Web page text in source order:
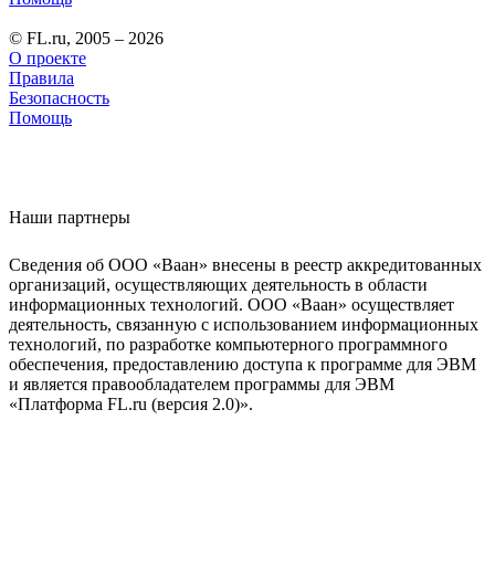
© FL.ru, 2005 – 2026
О проекте
Правила
Безопасность
Помощь
Наши партнеры
Сведения об ООО «Ваан» внесены в реестр аккредитованных
организаций, осуществляющих деятельность в области
информационных технологий. ООО «Ваан» осуществляет
деятельность, связанную с использованием информационных
технологий, по разработке компьютерного программного
обеспечения, предоставлению доступа к программе для ЭВМ
и является правообладателем программы для ЭВМ
«Платформа FL.ru (версия 2.0)».